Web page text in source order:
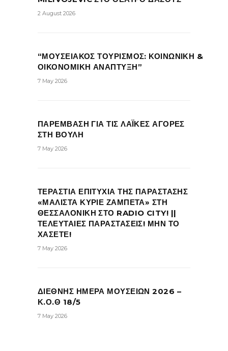
2 August 2026
“ΜΟΥΣΕΙΑΚΟΣ ΤΟΥΡΙΣΜΟΣ: ΚΟΙΝΩΝΙΚΗ &
ΟΙΚΟΝΟΜΙΚΗ ΑΝΑΠΤΥΞΗ”
7 May 2026
ΠΑΡΕΜΒΑΣΗ ΓΙΑ ΤΙΣ ΛΑΪΚΕΣ ΑΓΟΡΕΣ
ΣΤΗ ΒΟΥΛΗ
7 May 2026
ΤΕΡΑΣΤΙΑ ΕΠΙΤΥΧΙΑ ΤΗΣ ΠΑΡΑΣΤΑΣΗΣ
«ΜΑΛΙΣΤΑ ΚΥΡΙΕ ΖΑΜΠΕΤΑ» ΣΤΗ
ΘΕΣΣΑΛΟΝΙΚΗ ΣΤΟ RADIO CITY! ||
ΤΕΛΕΥΤΑΙΕΣ ΠΑΡΑΣΤΑΣΕΙΣ! ΜΗΝ ΤΟ
ΧΑΣΕΤΕ!
7 May 2026
ΔΙΕΘΝΗΣ ΗΜΕΡΑ ΜΟΥΣΕΙΩΝ 2026 –
Κ.Ο.Θ 18/5
7 May 2026